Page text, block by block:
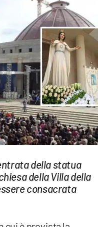
della statua
della Villa della
consacrata